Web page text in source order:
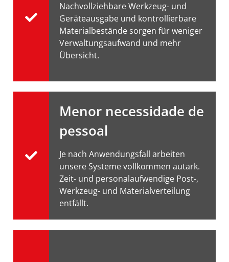
Nachvollziehbare Werkzeug- und
Geräteausgabe und kontrollierbare
Materialbestände sorgen für weniger
Verwaltungsaufwand und mehr
Übersicht.
Menor necessidade de
pessoal
Je nach Anwendungsfall arbeiten
unsere Systeme vollkommen autark.
Zeit- und personalaufwendige Post-,
Werkzeug- und Materialverteilung
entfällt.